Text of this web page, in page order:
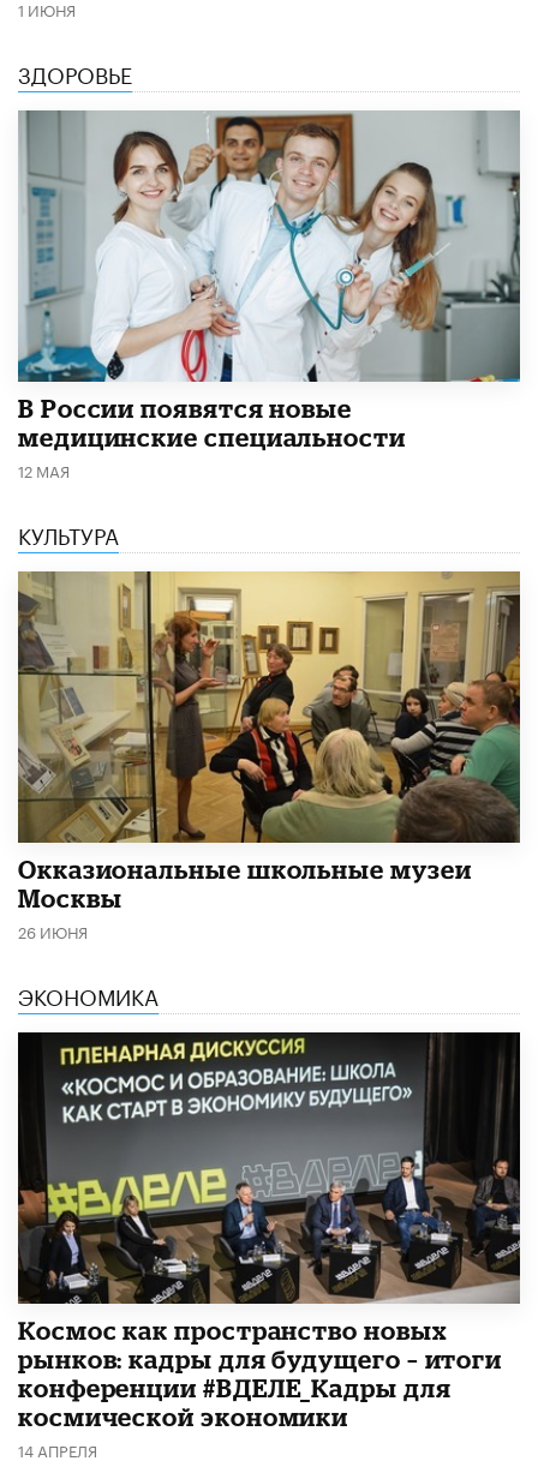
1 ИЮНЯ
ЗДОРОВЬЕ
В России появятся новые
медицинские специальности
12 МАЯ
КУЛЬТУРА
​Окказиональные школьные музеи
Москвы
26 ИЮНЯ
ЭКОНОМИКА
Космос как пространство новых
рынков: кадры для будущего – итоги
конференции #ВДЕЛЕ_Кадры для
космической экономики
14 АПРЕЛЯ